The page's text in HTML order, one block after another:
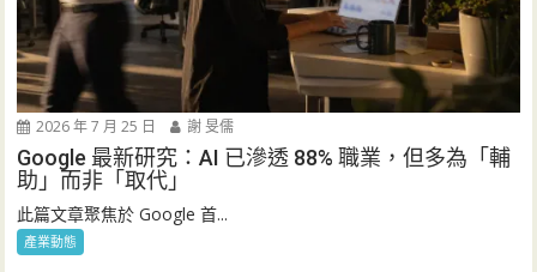
2026 年 7 月 25 日 謝 旻儒
Google 最新研究：AI 已滲透 88% 職業，但多為「輔
助」而非「取代」
此篇文章聚焦於 Google 首...
產業動態